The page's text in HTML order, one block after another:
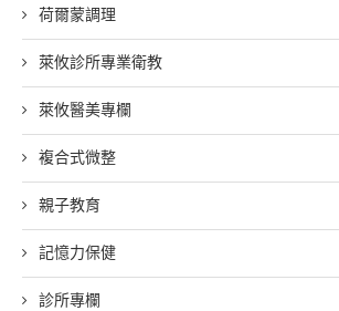
荷爾蒙調理
萊攸診所專業衛教
萊攸醫美專欄
複合式微整
親子教育
記憶力保健
診所專欄